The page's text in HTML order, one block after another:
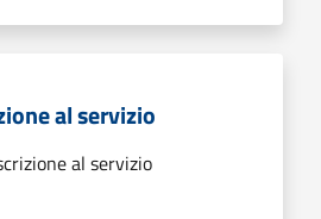
al servizio
al servizio